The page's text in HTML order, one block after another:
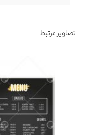
تصاویر مرتبط